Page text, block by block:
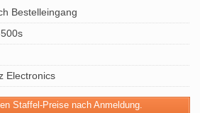
Bestelleingang
Electronics
Staffel-Preise nach Anmeldung.